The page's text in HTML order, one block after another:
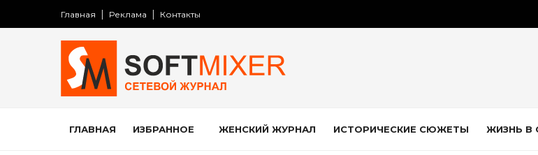
Главная Реклама Контакты
ГЛАВНАЯ ИЗБРАННОЕ ЖЕНСКИЙ ЖУРНАЛ ИСТОРИЧЕСКИЕ СЮЖЕТЫ ЖИЗНЬ В